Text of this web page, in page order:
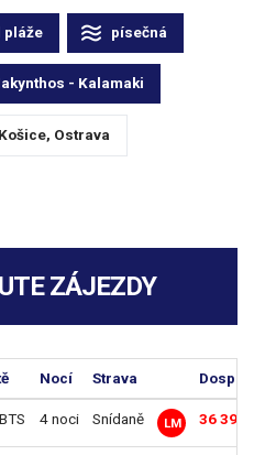
pláže písečná
- Kalamaki
Ostrava
ZÁJEZDY
Nocí Strava Dosp.
BTS 4 noci Snídaně LM 36 390